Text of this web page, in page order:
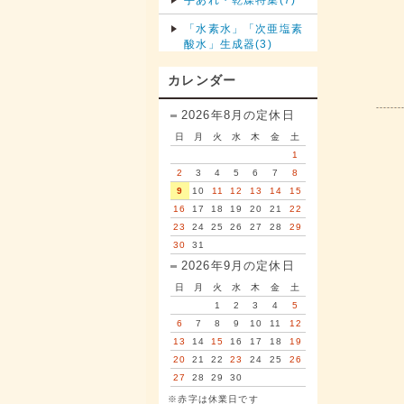
「水素水」「次亜塩素
酸水」生成器(3)
カレンダー
2026年8月の定休日
日 月 火 水 木 金
土
1
2
3 4 5 6 7
8
9
10 11 12 13 14
15
16
17 18 19 20 21
22
23
24 25 26 27 28
29
30
31
2026年9月の定休日
日 月 火 水 木 金
土
1
2 3 4
5
6
7 8 9 10 11
12
13
14 15 16 17 18
19
20
21 22 23 24 25
26
27
28 29 30
※赤字は休業日です